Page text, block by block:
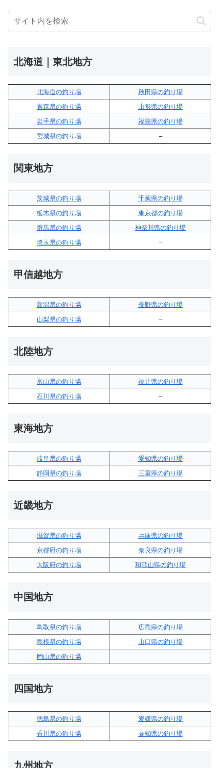
北海道｜東北地方
北海道の釣り場
秋田県の釣り場
青森県の釣り場
山形県の釣り場
岩手県の釣り場
福島県の釣り場
宮城県の釣り場
–
関東地方
茨城県の釣り場
千葉県の釣り場
栃木県の釣り場
東京都の釣り場
群馬県の釣り場
神奈川県の釣り場
埼玉県の釣り場
–
甲信越地方
新潟県の釣り場
長野県の釣り場
山梨県の釣り場
–
北陸地方
富山県の釣り場
福井県の釣り場
石川県の釣り場
–
東海地方
岐阜県の釣り場
愛知県の釣り場
静岡県の釣り場
三重県の釣り場
近畿地方
滋賀県の釣り場
兵庫県の釣り場
京都府の釣り場
奈良県の釣り場
大阪府の釣り場
和歌山県の釣り場
中国地方
鳥取県の釣り場
広島県の釣り場
島根県の釣り場
山口県の釣り場
岡山県の釣り場
–
四国地方
徳島県の釣り場
愛媛県の釣り場
香川県の釣り場
高知県の釣り場
九州地方